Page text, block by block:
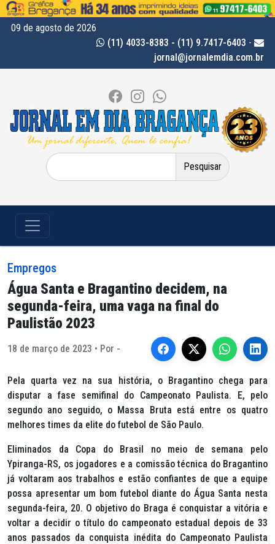
09 de agosto de 2026
(11) 4033-8383 - (11) 9.7417-6403 -
jornal@jornalemdia.com.br
Pesquisar
por:
Empregos
Água Santa e Bragantino decidem, na
segunda-feira, uma vaga na final do
Paulistão 2023
18 de março de 2023 • Por -
Pela quarta vez na sua história, o Bragantino chega para
disputar a fase semifinal do Campeonato Paulista. E, pelo
segundo ano seguido, o Massa Bruta está entre os quatro
melhores times da elite do futebol de São Paulo.
Eliminados da Copa do Brasil no meio de semana pelo
Ypiranga-RS, os jogadores e a comissão técnica do Bragantino
já voltaram aos trabalhos e estão confiantes de que a equipe
possa apresentar um bom futebol diante do Água Santa nesta
segunda-feira, 20. O objetivo do Braga é conquistar a vitória e
voltar a decidir o título do campeonato estadual depois de 33
anos passados da conquista inédita do Campeonato Paulista